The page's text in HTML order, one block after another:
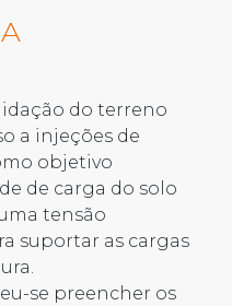
do terreno
a injeções de
objetivo
de carga do solo
tensão
suportar as cargas
se preencher os